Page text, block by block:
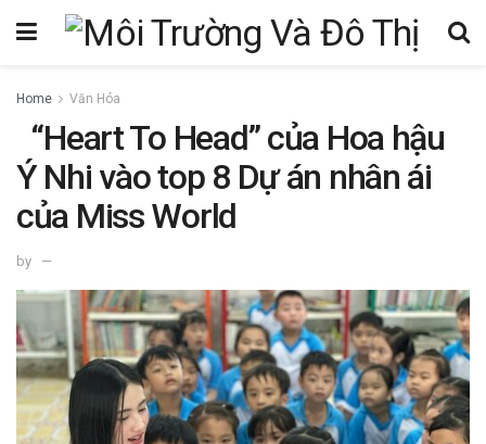
Home Văn Hóa
“Heart To Head” của Hoa hậu
Ý Nhi vào top 8 Dự án nhân ái
của Miss World
by